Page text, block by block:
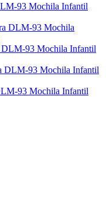
Mochila Infantil
Mochila
Mochila Infantil
Mochila Infantil
Mochila Infantil